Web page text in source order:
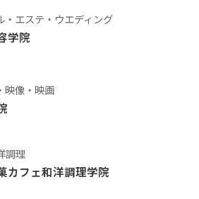
・エステ・ウエディング
学院
映像・映画
調理
カフェ和洋調理学院